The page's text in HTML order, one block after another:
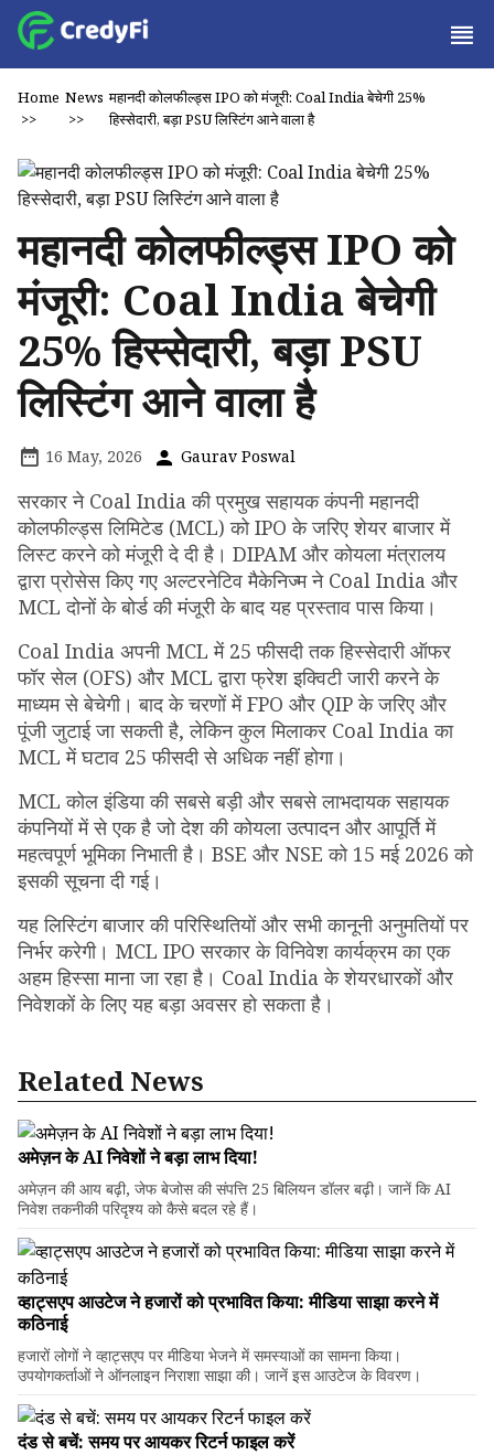
Home
>>
News
>>
महानदी कोलफील्ड्स IPO को मंजूरी: Coal India बेचेगी 25%
हिस्सेदारी, बड़ा PSU लिस्टिंग आने वाला है
महानदी कोलफील्ड्स IPO को
मंजूरी: Coal India बेचेगी
25% हिस्सेदारी, बड़ा PSU
लिस्टिंग आने वाला है
16 May, 2026 Gaurav Poswal
सरकार ने Coal India की प्रमुख सहायक कंपनी महानदी
कोलफील्ड्स लिमिटेड (MCL) को IPO के जरिए शेयर बाजार में
लिस्ट करने को मंजूरी दे दी है। DIPAM और कोयला मंत्रालय
द्वारा प्रोसेस किए गए अल्टरनेटिव मैकेनिज्म ने Coal India और
MCL दोनों के बोर्ड की मंजूरी के बाद यह प्रस्ताव पास किया।
Coal India अपनी MCL में 25 फीसदी तक हिस्सेदारी ऑफर
फॉर सेल (OFS) और MCL द्वारा फ्रेश इक्विटी जारी करने के
माध्यम से बेचेगी। बाद के चरणों में FPO और QIP के जरिए और
पूंजी जुटाई जा सकती है, लेकिन कुल मिलाकर Coal India का
MCL में घटाव 25 फीसदी से अधिक नहीं होगा।
MCL कोल इंडिया की सबसे बड़ी और सबसे लाभदायक सहायक
कंपनियों में से एक है जो देश की कोयला उत्पादन और आपूर्ति में
महत्वपूर्ण भूमिका निभाती है। BSE और NSE को 15 मई 2026 को
इसकी सूचना दी गई।
यह लिस्टिंग बाजार की परिस्थितियों और सभी कानूनी अनुमतियों पर
निर्भर करेगी। MCL IPO सरकार के विनिवेश कार्यक्रम का एक
अहम हिस्सा माना जा रहा है। Coal India के शेयरधारकों और
निवेशकों के लिए यह बड़ा अवसर हो सकता है।
Related News
अमेज़न के AI निवेशों ने बड़ा लाभ दिया!
अमेज़न की आय बढ़ी, जेफ बेजोस की संपत्ति 25 बिलियन डॉलर बढ़ी। जानें कि AI
निवेश तकनीकी परिदृश्य को कैसे बदल रहे हैं।
व्हाट्सएप आउटेज ने हजारों को प्रभावित किया: मीडिया साझा करने में
कठिनाई
हजारों लोगों ने व्हाट्सएप पर मीडिया भेजने में समस्याओं का सामना किया।
उपयोगकर्ताओं ने ऑनलाइन निराशा साझा की। जानें इस आउटेज के विवरण।
दंड से बचें: समय पर आयकर रिटर्न फाइल करें